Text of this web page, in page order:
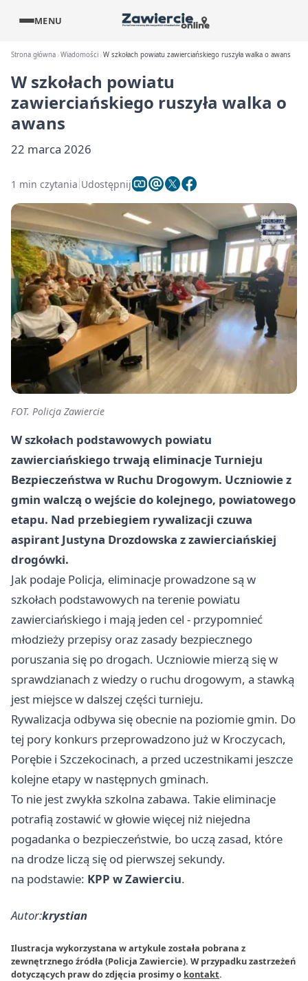
MENU
Strona główna Wiadomości W szkołach powiatu zawierciańskiego ruszyła walka o awans
W szkołach powiatu
zawierciańskiego ruszyła walka o
awans
22 marca 2026
1 min czytania Udostępnij
FOT. Policja Zawiercie
W szkołach podstawowych powiatu
zawierciańskiego trwają eliminacje Turnieju
Bezpieczeństwa w Ruchu Drogowym. Uczniowie z
gmin walczą o wejście do kolejnego, powiatowego
etapu. Nad przebiegiem rywalizacji czuwa
aspirant Justyna Drozdowska z zawierciańskiej
drogówki.
Jak podaje Policja, eliminacje prowadzone są w
szkołach podstawowych na terenie powiatu
zawierciańskiego i mają jeden cel - przypomnieć
młodzieży przepisy oraz zasady bezpiecznego
poruszania się po drogach. Uczniowie mierzą się w
sprawdzianach z wiedzy o ruchu drogowym, a stawką
jest miejsce w dalszej części turnieju.
Rywalizacja odbywa się obecnie na poziomie gmin. Do
tej pory konkurs przeprowadzono już w Kroczycach,
Porębie i Szczekocinach, a przed uczestnikami jeszcze
kolejne etapy w następnych gminach.
To nie jest zwykła szkolna zabawa. Takie eliminacje
potrafią zostawić w głowie więcej niż niejedna
pogadanka o bezpieczeństwie, bo uczą zasad, które
na drodze liczą się od pierwszej sekundy.
na podstawie: KPP w Zawierciu.
Autor:krystian
Ilustracja wykorzystana w artykule została pobrana z
zewnętrznego źródła (Policja Zawiercie). W przypadku zastrzeżeń
dotyczących praw do zdjęcia prosimy o kontakt.